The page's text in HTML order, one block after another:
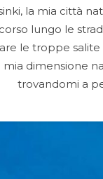
la mia città
corso lungo le
le troppe
mia dimensione
trovandomi a